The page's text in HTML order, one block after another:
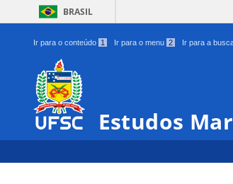
BRASIL
Ir para o conteúdo 1 Ir para o menu 2 Ir para a
Estudos